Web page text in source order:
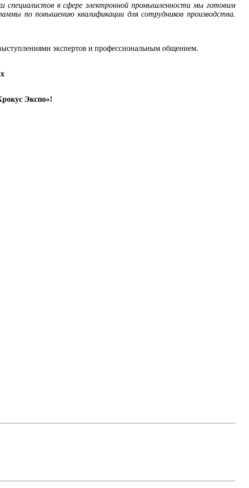
специалистов в сфере электронной промышленности мы готовим
по повышению квалификации для сотрудников производства.
экспертов и профессиональным общением.
Экспо»!